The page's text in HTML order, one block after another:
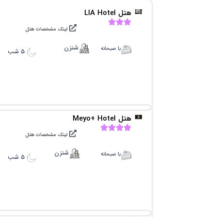
هتل LIA Hotel
با صبحانه
لینک مشخصات هتل
شنزن ۵ شب
هتل Meyo+ Hotel
با صبحانه
لینک مشخصات هتل
شنزن ۵ شب